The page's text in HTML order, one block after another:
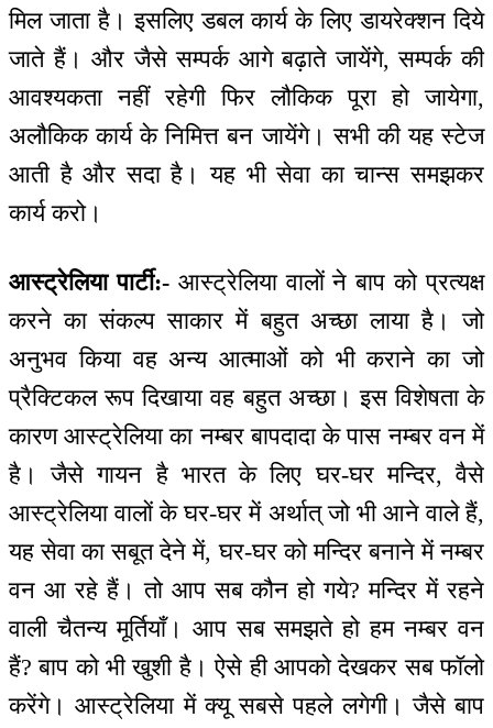
मिल जाता है। इसलिए डबल कार्य के लिए डायरेक्शन दिये
जाते हैं। और जैसे सम्पर्क आगे बढ़ाते जायेंगे, सम्पर्क की
आवश्यकता नहीं रहेगी फिर लौकिक पूरा हो जायेगा,
अलौकिक कार्य के निमित्त बन जायेंगे। सभी की यह स्टेज
आती है और सदा है। यह भी सेवा का चान्स समझकर
कार्य करो।
आस्ट्रेलिया पार्टी:-आस्ट्रेलिया वालों ने बाप को प्रत्यक्ष
करने का संकल्प साकार में बहुत अच्छा लाया है। जो
अनुभव किया वह अन्य आत्माओं को भी कराने का जो
प्रैक्टिकल रूप दिखाया वह बहुत अच्छा। इस विशेषता के
कारण आस्ट्रेलिया का नम्बर बापदादा के पास नम्बर वन में
है। जैसे गायन है भारत के लिए घर-घर मन्दिर, वैसे
आस्ट्रेलिया वालों के घर-घर में अर्थात् जो भी आने वाले हैं,
यह सेवा का सबूत देने में, घर-घर को मन्दिर बनाने में नम्बर
वन आ रहे हैं। तो आप सब कौन हो गये? मन्दिर में रहने
वाली चैतन्य मूर्तियाँ। आप सब समझते हो हम नम्बर वन
हैं? बाप को भी खुशी है। ऐसे ही आपको देखकर सब फॉलो
करेंगे। आस्ट्रेलिया में क्यू सबसे पहले लगेगी। जैसे बाप